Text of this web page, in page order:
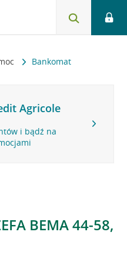
Bankomat
Agricole
i bądź na
BEMA 44-58,